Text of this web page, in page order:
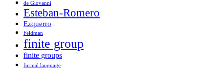
de Giovanni
Esteban-Romero
Ezquerro
Feldman
finite group
finite groups
formal language